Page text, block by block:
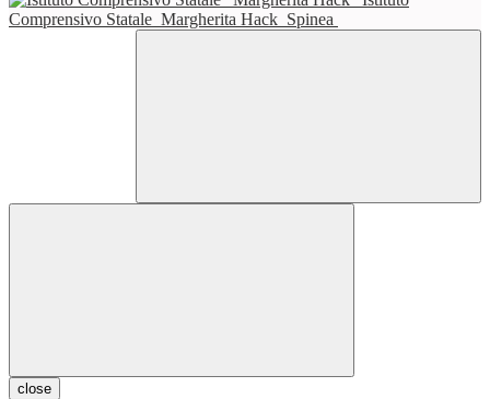
Comprensivo Statale Margherita Hack Spinea
close